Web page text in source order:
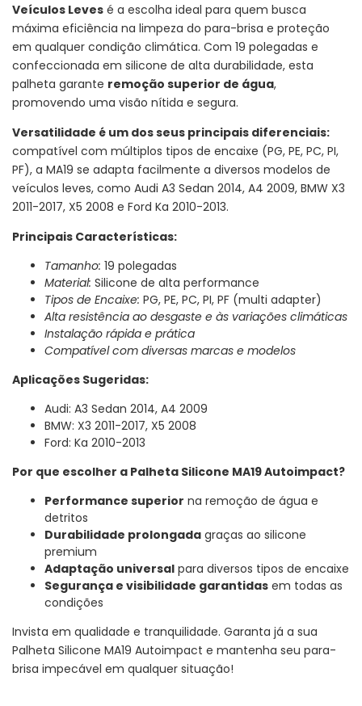
Veículos Leves é a escolha ideal para quem busca
máxima eficiência na limpeza do para-brisa e proteção
em qualquer condição climática. Com 19 polegadas e
confeccionada em silicone de alta durabilidade, esta
palheta garante remoção superior de água,
promovendo uma visão nítida e segura.
Versatilidade é um dos seus principais diferenciais:
compatível com múltiplos tipos de encaixe (PG, PE, PC, PI,
PF), a MA19 se adapta facilmente a diversos modelos de
veículos leves, como Audi A3 Sedan 2014, A4 2009, BMW X3
2011-2017, X5 2008 e Ford Ka 2010-2013.
Principais Características:
Tamanho: 19 polegadas
Material: Silicone de alta performance
Tipos de Encaixe: PG, PE, PC, PI, PF (multi adapter)
Alta resistência ao desgaste e às variações climáticas
Instalação rápida e prática
Compatível com diversas marcas e modelos
Aplicações Sugeridas:
Audi: A3 Sedan 2014, A4 2009
BMW: X3 2011-2017, X5 2008
Ford: Ka 2010-2013
Por que escolher a Palheta Silicone MA19 Autoimpact?
Performance superior na remoção de água e
detritos
Durabilidade prolongada graças ao silicone
premium
Adaptação universal para diversos tipos de encaixe
Segurança e visibilidade garantidas em todas as
condições
Invista em qualidade e tranquilidade. Garanta já a sua
Palheta Silicone MA19 Autoimpact e mantenha seu para-
brisa impecável em qualquer situação!